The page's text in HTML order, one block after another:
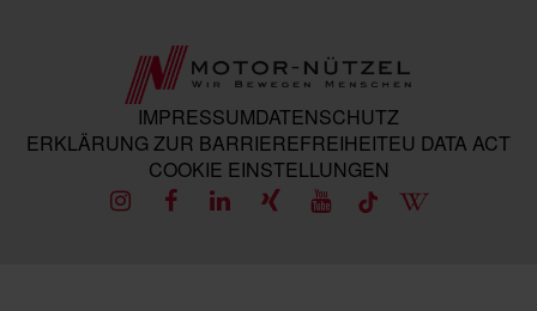
IMPRESSUMDATENSCHUTZ
ERKLÄRUNG ZUR BARRIEREFREIHEITEU DATA ACT
COOKIE EINSTELLUNGEN